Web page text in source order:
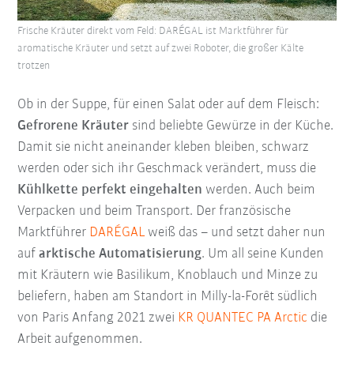
Ob in der Suppe, für einen Salat oder auf dem Fleisch:
Gefrorene Kräuter sind beliebte Gewürze in der Küche.
Damit sie nicht aneinander kleben bleiben, schwarz
werden oder sich ihr Geschmack verändert, muss die
Kühlkette perfekt eingehalten werden. Auch beim
Verpacken und beim Transport. Der französische
Marktführer DARÉGAL weiß das – und setzt daher nun
aufarktische Automatisierung. Um all seine Kunden
mit Kräutern wie Basilikum, Knoblauch und Minze zu
beliefern, haben am Standort in Milly-la-Forêt südlich
von Paris Anfang 2021 zwei KR QUANTEC PA Arctic die
Arbeit aufgenommen.
Frische Kräuter direkt vom Feld: DARÉGAL ist Marktführer für
aromatische Kräuter und setzt auf zwei Roboter, die großer Kälte
trotzen